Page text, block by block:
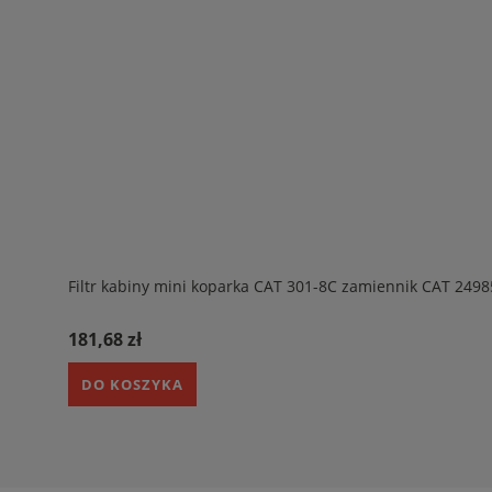
Filtr kabiny mini koparka CAT 301-8C zamiennik CAT
181,68 zł
DO KOSZYKA